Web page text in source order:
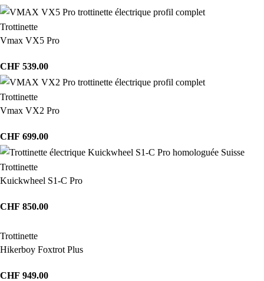
Trottinette
Vmax VX5 Pro
CHF 539.00
Trottinette
Vmax VX2 Pro
CHF 699.00
Trottinette
Kuickwheel S1-C Pro
CHF 850.00
Trottinette
Hikerboy Foxtrot Plus
CHF 949.00